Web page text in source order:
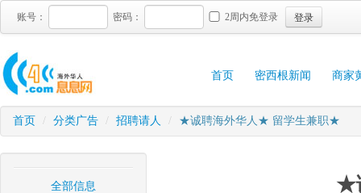
账号： 密码： 2周内免登录 登录
首页 密西根新闻 商家
首页 / 分类广告 / 招聘请人 / ★诚聘海外华人★ 留学生兼职★
全部信息
★